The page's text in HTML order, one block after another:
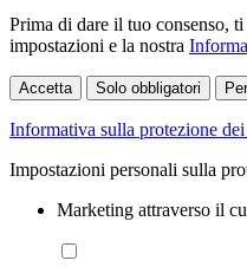
Prima di dare il tuo consenso,
impostazioni e la nostra
Accetta Solo obbligatori
Informativa sulla protezione
Impostazioni personali sulla
Marketing attraverso il